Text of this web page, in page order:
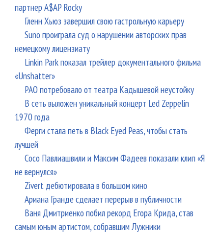
партнер A$AP Rocky
Гленн Хьюз завершил свою гастрольную карьеру
Suno проиграла суд о нарушении авторских прав
немецкому лицензиату
Linkin Park показал трейлер документального фильма
«Unshatter»
РАО потребовало от театра Кадышевой неустойку
В сеть выложен уникальный концерт Led Zeppelin
1970 года
Ферги стала петь в Black Eyed Peas, чтобы стать
лучшей
Сосо Павлиашвили и Максим Фадеев показали клип «Я
не вернулся»
Zivert дебютировала в большом кино
Ариана Гранде сделает перерыв в публичности
Ваня Дмитриенко побил рекорд Егора Крида, став
самым юным артистом, собравшим Лужники